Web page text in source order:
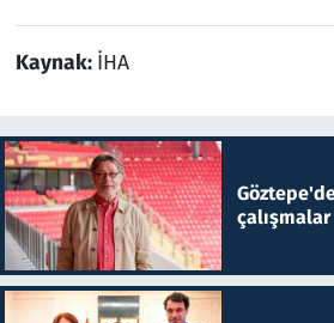
Kaynak: İHA
çalışmalar